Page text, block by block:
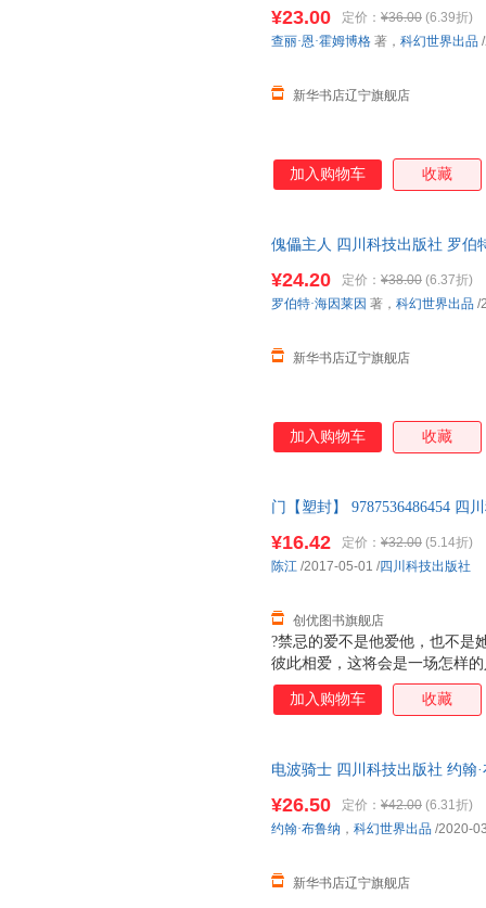
¥23.00 定价： ¥36.00 (6.39折)
新华书店辽宁旗舰店
查丽·恩·霍姆博格 著， 科幻世界出品
加入购物车 收藏
傀儡主人 四川科技出版社 罗伯
¥24.20 定价： ¥38.00 (6.37折)
新华书店辽宁旗舰店
罗伯特·海因莱因 著， 科幻世界出品 /
加入购物车 收藏
门【塑封】 9787536486454 四
?禁忌的爱不是他爱他，也不
彼此相爱，这将会是一场怎样
¥16.42 定价： ¥32.00 (5.14折)
创优图书旗舰店
陈江 /2017-05-01 /四川科技出版社
加入购物车 收藏
电波骑士 四川科技出版社 约翰
¥26.50 定价： ¥42.00 (6.31折)
新华书店辽宁旗舰店
约翰·布鲁纳 ， 科幻世界出品 /2020-